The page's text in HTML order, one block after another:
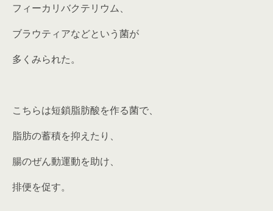
フィーカリバクテリウム、
ブラウティアなどという菌が
多くみられた。
こちらは短鎖脂肪酸を作る菌で、
脂肪の蓄積を抑えたり、
腸のぜん動運動を助け、
排便を促す。